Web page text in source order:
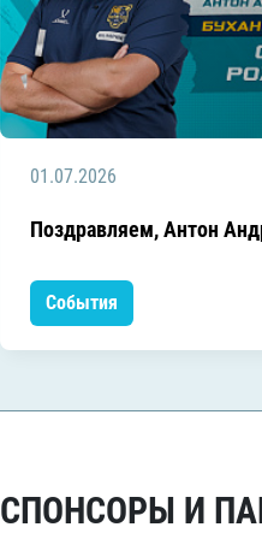
01.07.2026
Поздравляем, Антон
События
СПОНСОРЫ И